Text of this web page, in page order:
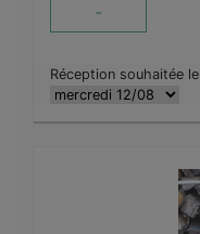
-
Réception souhaitée le